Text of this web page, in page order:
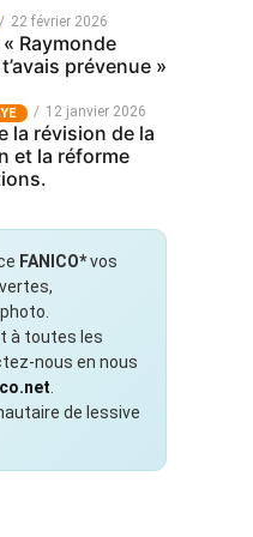
22 février 2026
Raymonde
prévenue »
12 janvier 2026
la révision de la
et la réforme
FANICO*vos
à toutes les
nous en nous
de lessive